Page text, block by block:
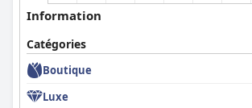
Information
Catégories
Boutique
Luxe